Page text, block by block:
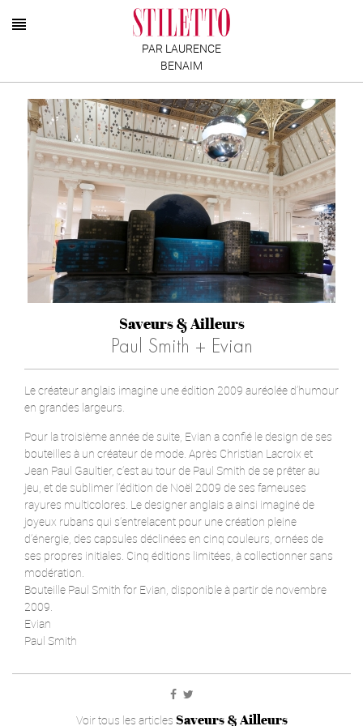
PAR LAURENCE
BENAIM
Saveurs & Ailleurs
Paul Smith + Evian
Le créateur anglais imagine une édition 2009 auréolée d’humour
en grandes largeurs.
Pour la troisième année de suite, Evian a confié le design de ses
bouteilles à un créateur de mode. Après Christian Lacroix et
Jean Paul Gaultier, c’est au tour de Paul Smith de se prêter au
jeu, et de sublimer l’édition de Noël 2009 de ses fameuses
rayures multicolores. Le designer anglais a ainsi imaginé de
joyeux rubans qui s’entrelacent pour une création pleine
d’énergie, des capsules déclinées en cinq couleurs, ornées de
ses propres initiales. Cinq éditions limitées, à collectionner sans
modération.
Bouteille Paul Smith for Evian, disponible à partir de novembre
2009.
Evian
Paul Smith
Voir tous les articles Saveurs & Ailleurs